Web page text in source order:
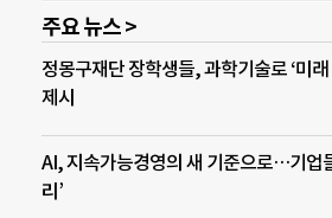
주요 뉴스 >
정몽구재단 장학생들, 과학기술로 ‘미래
제시
AI, 지속가능경영의 새 기준으로…기업
리’